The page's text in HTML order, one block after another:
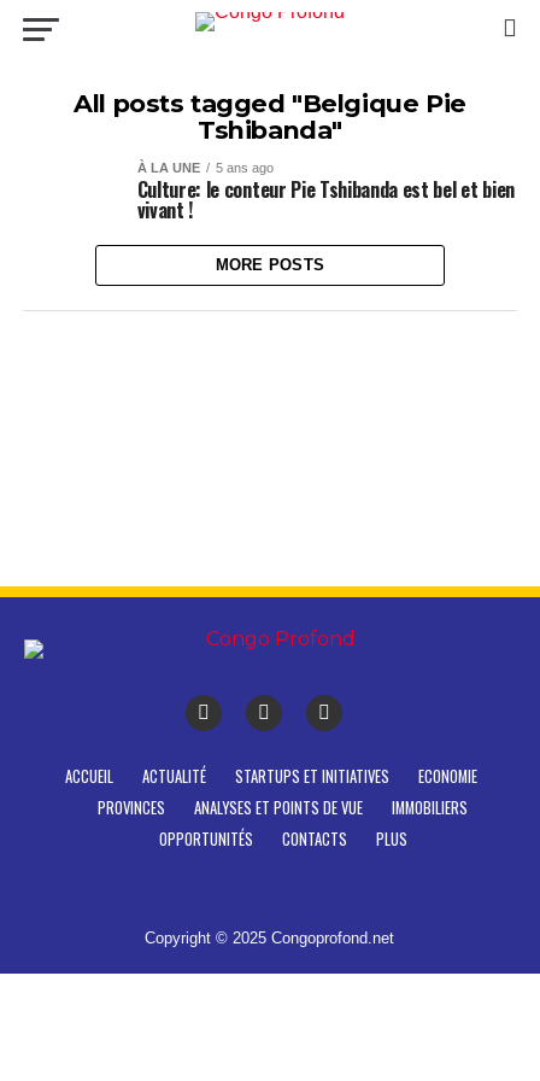
All posts tagged "Belgique Pie
Tshibanda"
À LA UNE 5 ans ago
Culture: le conteur Pie Tshibanda est bel et bien
vivant !
MORE POSTS
ACCUEIL ACTUALITÉ STARTUPS ET INITIATIVES
ECONOMIE
PROVINCES
ANALYSES ET POINTS DE VUE
IMMOBILIERS
OPPORTUNITÉS
CONTACTS PLUS
Copyright © 2025 Congoprofond.net